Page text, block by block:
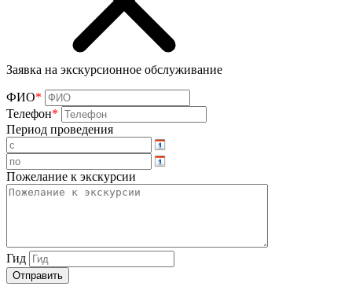
Заявка на экскурсионное обслуживание
ФИО*
Телефон*
Период проведения
Пожелание к экскурсии
Гид